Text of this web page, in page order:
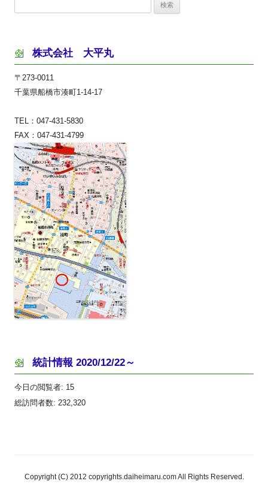
株式会社 大平丸
〒273-0011
千葉県船橋市湊町1-14-17
TEL：047-431-5830
FAX：047-431-4799
統計情報 2020/12/22～
今日の閲覧者: 15
総訪問者数: 232,320
Copyright (C) 2012 copyrights.daiheimaru.com All Rights Reserved.